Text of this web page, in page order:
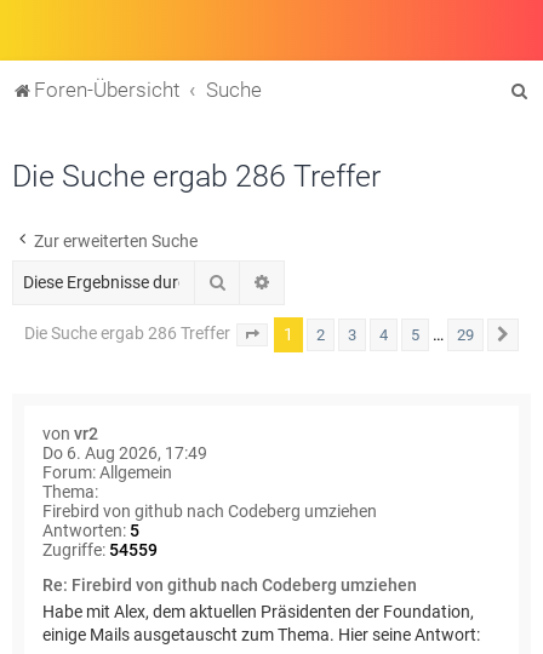
Foren-Übersicht Suche
Die Suche ergab 286 Treffer
Zur erweiterten Suche
Suche
Die Suche ergab 286 Treffer Seite von 29
1 2 3 4 5 … 29
von vr2
Do 6. Aug 2026, 17:49
Forum:Allgemein
Thema:
Firebird von github nach Codeberg umziehen
Antworten: 5
Zugriffe: 54559
Re: Firebird von github nach Codeberg umziehen
Habe mit Alex, dem aktuellen Präsidenten der Foundation,
einige Mails ausgetauscht zum Thema. Hier seine Antwort: